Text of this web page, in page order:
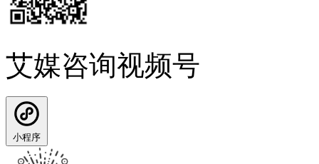
艾媒咨询视频号
小程序